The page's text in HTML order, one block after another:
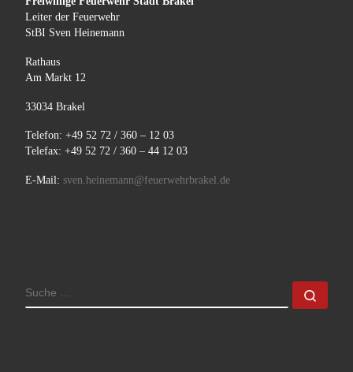
Leiter der Feuerwehr
StBI Sven Heinemann
Rathaus
Am Markt 12
33034 Brakel
Telefon: +49 52 72 / 360 – 12 03
Telefax: +49 52 72 / 360 – 44 12 03
E-Mail: sven.heinemann@feuerwehrbrakel.de
SUCHE